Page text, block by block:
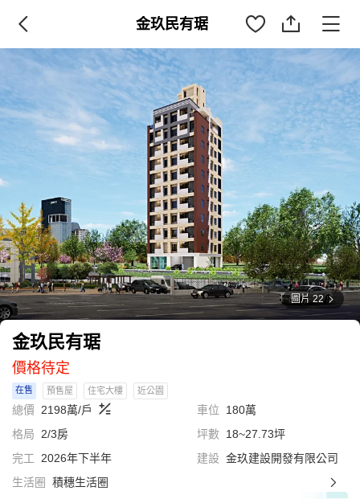
金玖民有琚
圖片 22
金玖民有琚
價格待定
在售 預售屋 住宅大樓 近公園
總價 2198萬/戶 車位
180萬
格局 2/3房 坪數 18~27.73坪
完工 2026年下半年 建設 金玖建設開發有限公司
生活圈
積穗生活圈